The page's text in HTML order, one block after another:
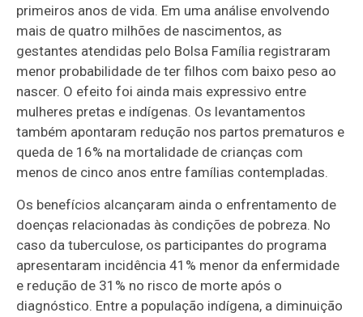
primeiros anos de vida. Em uma análise envolvendo
mais de quatro milhões de nascimentos, as
gestantes atendidas pelo Bolsa Família registraram
menor probabilidade de ter filhos com baixo peso ao
nascer. O efeito foi ainda mais expressivo entre
mulheres pretas e indígenas. Os levantamentos
também apontaram redução nos partos prematuros e
queda de 16% na mortalidade de crianças com
menos de cinco anos entre famílias contempladas.
Os benefícios alcançaram ainda o enfrentamento de
doenças relacionadas às condições de pobreza. No
caso da tuberculose, os participantes do programa
apresentaram incidência 41% menor da enfermidade
e redução de 31% no risco de morte após o
diagnóstico. Entre a população indígena, a diminuição